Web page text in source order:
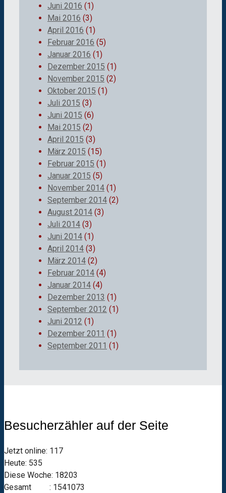
Juni 2016 (1)
Mai 2016 (3)
April 2016 (1)
Februar 2016 (5)
Januar 2016 (1)
Dezember 2015 (1)
November 2015 (2)
Oktober 2015 (1)
Juli 2015 (3)
Juni 2015 (6)
Mai 2015 (2)
April 2015 (3)
März 2015 (15)
Februar 2015 (1)
Januar 2015 (5)
November 2014 (1)
September 2014 (2)
August 2014 (3)
Juli 2014 (3)
Juni 2014 (1)
April 2014 (3)
März 2014 (2)
Februar 2014 (4)
Januar 2014 (4)
Dezember 2013 (1)
September 2012 (1)
Juni 2012 (1)
Dezember 2011 (1)
September 2011 (1)
Besucherzähler auf der Seite
Jetzt online: 117
Heute: 535
Diese Woche: 18203
Gesamt : 1541073